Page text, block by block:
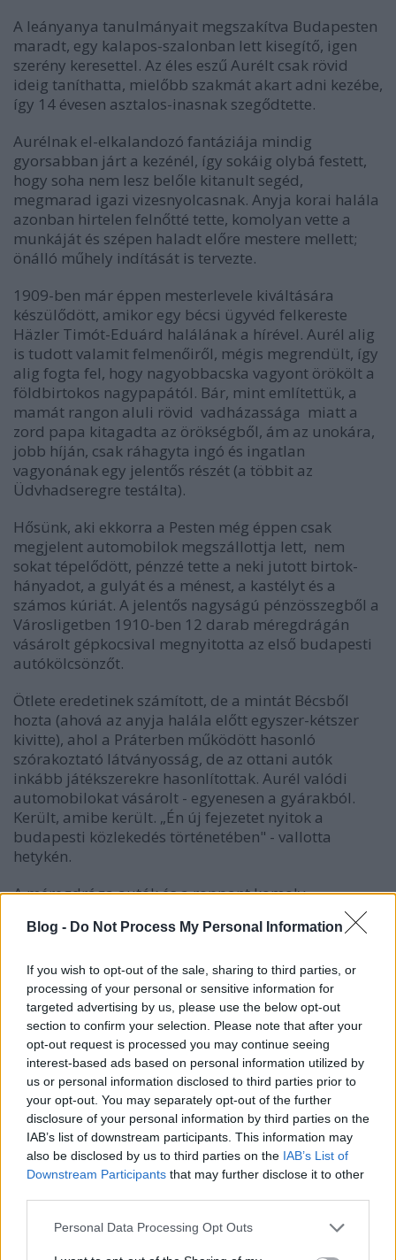
Blog - Do Not Process My Personal Information
If you wish to opt-out of the sale, sharing to third parties, or
processing of your personal or sensitive information for
targeted advertising by us, please use the below opt-out
section to confirm your selection. Please note that after your
opt-out request is processed you may continue seeing
interest-based ads based on personal information utilized by
us or personal information disclosed to third parties prior to
your opt-out. You may separately opt-out of the further
disclosure of your personal information by third parties on the
IAB’s list of downstream participants. This information may
also be disclosed by us to third parties on the IAB’s List of
Downstream Participants that may further disclose it to other
Please note that this website/app uses one or more Google
Personal Data Processing Opt Outs
A leányanya tanulmányait megszakítva Budapesten
maradt, egy kalapos-szalonban lett kisegítő, igen
szerény keresettel. Az éles eszű Aurélt csak rövid
ideig taníthatta, mielőbb szakmát akart adni kezébe,
így 14 évesen asztalos-inasnak szegődtette.
Aurélnak el-elkalandozó fantáziája mindig
gyorsabban járt a kezénél, így sokáig olybá festett,
hogy soha nem lesz belőle kitanult segéd,
megmarad igazi vizesnyolcasnak. Anyja korai halála
azonban hirtelen felnőtté tette, komolyan vette a
munkáját és szépen haladt előre mestere mellett;
önálló műhely indítását is tervezte.
1909-ben már éppen mesterlevele kiváltására
készülődött, amikor egy bécsi ügyvéd felkereste
Häzler Timót-Eduárd halálának a hírével. Aurél alig
is tudott valamit felmenőiről, mégis megrendült, így
alig fogta fel, hogy nagyobbacska vagyont örökölt a
földbirtokos nagypapától. Bár, mint említettük, a
mamát rangon aluli rövid vadházassága miatt a
zord papa kitagadta az örökségből, ám az unokára,
jobb híján, csak ráhagyta ingó és ingatlan
vagyonának egy jelentős részét (a többit az
Üdvhadseregre testálta).
Hősünk, aki ekkorra a Pesten még éppen csak
megjelent automobilok megszállottja lett, nem
sokat tépelődött, pénzzé tette a neki jutott birtok-
hányadot, a gulyát és a ménest, a kastélyt és a
számos kúriát. A jelentős nagyságú pénzösszegből a
Városligetben 1910-ben 12 darab méregdrágán
vásárolt gépkocsival megnyitotta az első budapesti
autókölcsönzőt.
Ötlete eredetinek számított, de a mintát Bécsből
hozta (ahová az anyja halála előtt egyszer-kétszer
kivitte), ahol a Práterben működött hasonló
szórakoztató látványosság, de az ottani autók
inkább játékszerekre hasonlítottak. Aurél valódi
automobilokat vásárolt - egyenesen a gyárakból.
Került, amibe került. „Én új fejezetet nyitok a
budapesti közlekedés történetében" - vallotta
hetykén.
A méregdrága autók és a roppant komoly
autókölcsönzés budapestihistóriája mégis amolyan
összegekért vásárolt bérautók hiába értek kincset és
hiába számítottak csúcstechnikának, a város
elöljárósága nem járult hozzá, hogy a lovaskocsik
uralta városi forgalomba a kuncsaftok kihajtsanak
velük. Az 1-másfél órás sétakocsikázásra csupán a
Városliget sétányain kerülhetett sor, de néhány sávot
még itt is lezártak az Első Magyar Pesti Nőegylet
követelésére a gyerekkocsijukat itt tologató
kismamák biztonsága érdekében.
Mégis: a vállalkozás egy idő után idegenforgalmi
látványossággá vált és a magyar fővárosba érkezők
számára kihagyhatatlan programmá vált a
bérkocsikázás. A korabeli feljegyzések szerint maga